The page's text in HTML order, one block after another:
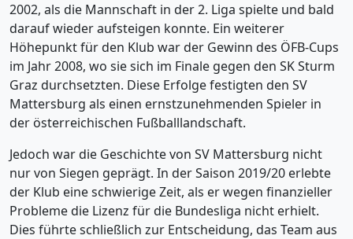
2002, als die Mannschaft in der 2. Liga spielte und bald
darauf wieder aufsteigen konnte. Ein weiterer
Höhepunkt für den Klub war der Gewinn des ÖFB-Cups
im Jahr 2008, wo sie sich im Finale gegen den SK Sturm
Graz durchsetzten. Diese Erfolge festigten den SV
Mattersburg als einen ernstzunehmenden Spieler in
der österreichischen Fußballlandschaft.
Jedoch war die Geschichte von SV Mattersburg nicht
nur von Siegen geprägt. In der Saison 2019/20 erlebte
der Klub eine schwierige Zeit, als er wegen finanzieller
Probleme die Lizenz für die Bundesliga nicht erhielt.
Dies führte schließlich zur Entscheidung, das Team aus